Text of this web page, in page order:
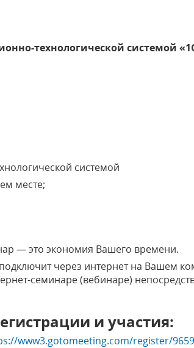
технологической системой
системой
месте;
— это экономия Вашего времени.
через интернет на Вашем
семинаре (вебинаре)
и участия:
www3.gotomeeting.com/register/